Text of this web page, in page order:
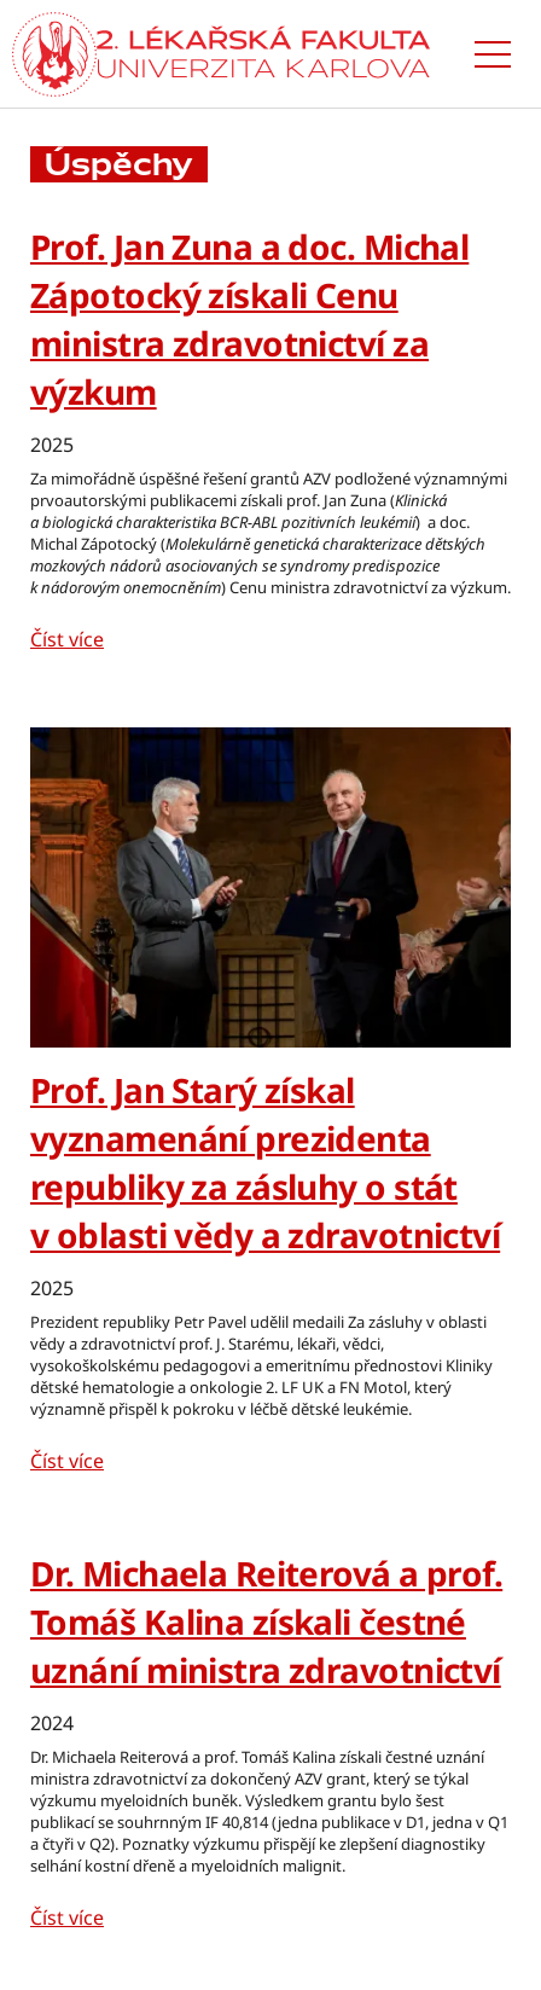
Přejít
k hlavnímu
obsahu
Úspěchy
Prof. Jan Zuna a doc. Michal
Zápotocký získali Cenu
ministra zdravotnictví za
výzkum
2025
Za mimořádně úspěšné řešení grantů AZV podložené významnými
prvoautorskými publikacemi získali prof. Jan Zuna (Klinická
a biologická charakteristika BCR-ABL pozitivních leukémií) a doc.
Michal Zápotocký (Molekulárně genetická charakterizace dětských
mozkových nádorů asociovaných se syndromy predispozice
k nádorovým onemocněním) Cenu ministra zdravotnictví za výzkum.
Číst více
Prof. Jan Starý získal
vyznamenání prezidenta
republiky za zásluhy o stát
v oblasti vědy a zdravotnictví
2025
Prezident republiky Petr Pavel udělil medaili Za zásluhy v oblasti
vědy a zdravotnictví prof. J. Starému, lékaři, vědci,
vysokoškolskému pedagogovi a emeritnímu přednostovi Kliniky
dětské hematologie a onkologie 2. LF UK a FN Motol, který
významně přispěl k pokroku v léčbě dětské leukémie.
Číst více
Dr. Michaela Reiterová a prof.
Tomáš Kalina získali čestné
uznání ministra zdravotnictví
2024
Dr. Michaela Reiterová a prof. Tomáš Kalina získali čestné uznání
ministra zdravotnictví za dokončený AZV grant, který se týkal
výzkumu myeloidních buněk. Výsledkem grantu bylo šest
publikací se souhrnným IF 40,814 (jedna publikace v D1, jedna v Q1
a čtyři v Q2). Poznatky výzkumu přispějí ke zlepšení diagnostiky
selhání kostní dřeně a myeloidních malignit.
Číst více